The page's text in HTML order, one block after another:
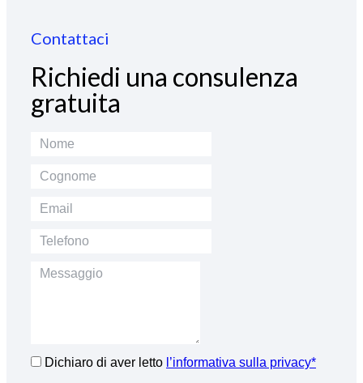
Contattaci
Richiedi una consulenza
gratuita
Dichiaro di aver letto l’informativa sulla privacy*